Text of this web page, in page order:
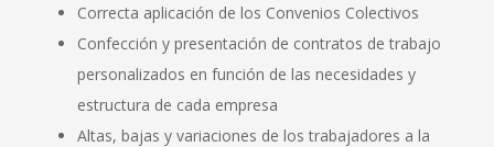
Correcta aplicación de los Convenios Colectivos
Confección y presentación de contratos de trabajo
personalizados en función de las necesidades y
estructura de cada empresa
Altas, bajas y variaciones de los trabajadores a la